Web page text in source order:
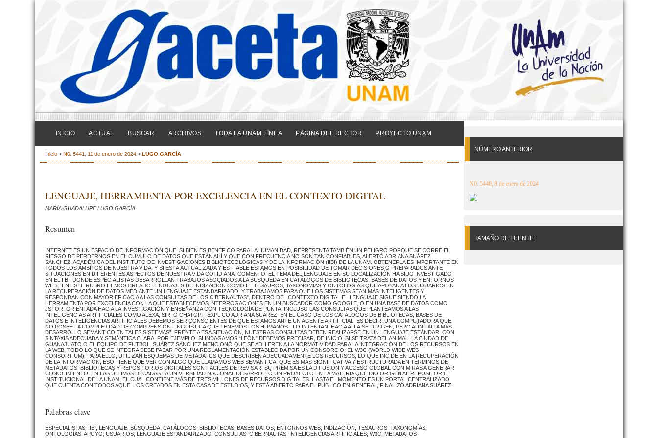
NÚMERO ANTERIOR
N0. 5440, 8 de enero de 2024
TAMAÑO DE FUENTE
INICIO ACTUAL BUSCAR ARCHIVOS TODA LA UNAM LÍNEA PÁGINA DEL RECTOR PROYECTO UNAM
Inicio > N0. 5441, 11 de enero de 2024 > LUGO GARCÍA
LENGUAJE, HERRAMIENTA POR EXCELENCIA EN EL CONTEXTO DIGITAL
MARÍA GUADALUPE LUGO GARCÍA
Resumen
INTERNET ES UN ESPACIO DE INFORMACIÓN QUE, SI BIEN ES BENÉFICO PARA LA HUMANIDAD, REPRESENTA TAMBIÉN UN PELIGRO PORQUE SE CORRE EL
RIESGO DE PERDERNOS EN EL CÚMULO DE DATOS QUE ESTÁN AHÍ Y QUE CON FRECUENCIA NO SON TAN CONFIABLES, ALERTÓ ADRIANA SUÁREZ
SÁNCHEZ, ACADÉMICA DEL INSTITUTO DE INVESTIGACIONES BIBLIOTECOLÓGICAS Y DE LA INFORMACIÓN (IIBI) DE LA UNAM. OBTENERLA ES IMPORTANTE EN
TODOS LOS ÁMBITOS DE NUESTRA VIDA; Y SI ESTÁ ACTUALIZADA Y ES FIABLE ESTAMOS EN POSIBILIDAD DE TOMAR DECISIONES O PREPARADOS ANTE
SITUACIONES EN DIFERENTES ASPECTOS DE NUESTRA VIDA COTIDIANA, COMENTÓ. EL TEMA DEL LENGUAJE EN SU LOCALIZACIÓN HA SIDO INVESTIGADO
EN EL IIBI, DONDE ESPECIALISTAS DESARROLLAN TRABAJOS ASOCIADOS A LA BÚSQUEDA EN CATÁLOGOS DE BIBLIOTECAS, BASES DE DATOS Y ENTORNOS
WEB. “EN ESTE RUBRO HEMOS CREADO LENGUAJES DE INDIZACIÓN COMO EL TESAUROS, TAXONOMÍAS Y ONTOLOGÍAS QUE APOYAN A LOS USUARIOS EN
LA RECUPERACIÓN DE DATOS MEDIANTE UN LENGUAJE ESTANDARIZADO, Y TRABAJAMOS PARA QUE LOS SISTEMAS SEAN MÁS INTELIGENTES Y
RESPONDAN CON MAYOR EFICACIA A LAS CONSULTAS DE LOS CIBERNAUTAS”. DENTRO DEL CONTEXTO DIGITAL EL LENGUAJE SIGUE SIENDO LA
HERRAMIENTA POR EXCELENCIA CON LA QUE ESTABLECEMOS INTERROGACIONES EN UN BUSCADOR COMO GOOGLE, O EN UNA BASE DE DATOS COMO
JSTOR, ORIENTADA HACIA LA INVESTIGACIÓN Y ENSEÑANZA CON TECNOLOGÍA DE PUNTA, INCLUSO LAS CONSULTAS QUE PLANTEAMOS A LAS
INTELIGENCIAS ARTIFICIALES COMO ALEXA, SIRI O CHATGPT, EXPLICÓ ADRIANA SUÁREZ. EN EL CASO DE LOS CATÁLOGOS DE BIBLIOTECAS, BASES DE
DATOS E INTELIGENCIAS ARTIFICIALES DEBEMOS SER CONSCIENTES DE QUE ESTAMOS ANTE UN AGENTE ARTIFICIAL; ES DECIR, UNA COMPUTADORA QUE
NO POSEE LA COMPLEJIDAD DE COMPRENSIÓN LINGÜÍSTICA QUE TENEMOS LOS HUMANOS. “LO INTENTAN, HACIA ALLÁ SE DIRIGEN, PERO AÚN FALTA MÁS
DESARROLLO SEMÁNTICO EN TALES SISTEMAS”. FRENTE A ESA SITUACIÓN, NUESTRAS CONSULTAS DEBEN REALIZARSE EN UN LENGUAJE ESTÁNDAR, CON
SINTAXIS ADECUADA Y SEMÁNTICA CLARA. POR EJEMPLO, SI INDAGAMOS “LEÓN” DEBEMOS PRECISAR, DE INICIO, SI SE TRATA DEL ANIMAL, LA CIUDAD DE
GUANAJUATO O EL EQUIPO DE FUTBOL. SUÁREZ SÁNCHEZ MENCIONÓ QUE SE ADHIEREN A LA NORMATIVIDAD PARA LA INTEGRACIÓN DE LOS RECURSOS EN
LA WEB, TODO LO QUE SE INTEGRA DEBE PASAR POR UNA REGLAMENTACIÓN ESTABLECIDA POR UN CONSORCIO: EL W3C (WORLD WIDE WEB
CONSORTIUM). PARA ELLO, UTILIZAN ESQUEMAS DE METADATOS QUE DESCRIBEN ADECUADAMENTE LOS RECURSOS, LO QUE INCIDE EN LA RECUPERACIÓN
DE LA INFORMACIÓN; ESO TIENE QUE VER CON ALGO QUE LLAMAMOS WEB SEMÁNTICA, QUE ES MÁS SIGNIFICATIVA Y ESTRUCTURADA EN TÉRMINOS DE
METADATOS. BIBLIOTECAS Y REPOSITORIOS DIGITALES SON FÁCILES DE REVISAR. SU PREMISA ES LA DIFUSIÓN Y ACCESO GLOBAL CON MIRAS A GENERAR
CONOCIMIENTO. EN LAS ÚLTIMAS DÉCADAS LA UNIVERSIDAD NACIONAL DESARROLLÓ UN PROYECTO EN LA MATERIA QUE DIO ORIGEN AL REPOSITORIO
INSTITUCIONAL DE LA UNAM, EL CUAL CONTIENE MÁS DE TRES MILLONES DE RECURSOS DIGITALES. HASTA EL MOMENTO ES UN PORTAL CENTRALIZADO
QUE CUENTA CON TODOS AQUELLOS CREADOS EN ESTA CASA DE ESTUDIOS, Y ESTÁ ABIERTO PARA EL PÚBLICO EN GENERAL, FINALIZÓ ADRIANA SUÁREZ.
Palabras clave
ESPECIALISTAS; IIBI; LENGUAJE; BÚSQUEDA; CATÁLOGOS; BIBLIOTECAS; BASES DATOS; ENTORNOS WEB; INDIZACIÓN; TESAUROS; TAXONOMÍAS;
ONTOLOGÍAS; APOYO; USUARIOS; LENGUAJE ESTANDARIZADO; CONSULTAS; CIBERNAUTAS; INTELIGENCIAS ARTIFICIALES; W3C; METADATOS